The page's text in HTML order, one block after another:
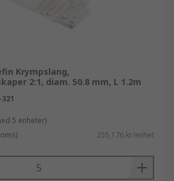
Krympslang,
2:1, diam. 50.8 mm, L 1.2m
5 enheter)
255,176 kr/enhet